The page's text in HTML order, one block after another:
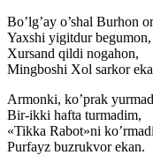
Bo’lg’ay o’shal Burhon
Yaxshi yigitdur begumon,
Xursand qildi nogahon,
Mingboshi Xol sarkor
Armonki, ko’prak
Bir-ikki hafta turmadim,
«Tikka Rabot»ni
Purfayz buzrukvor ekan.